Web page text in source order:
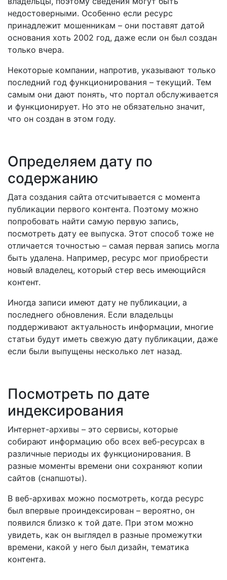
недостоверными. Особенно если ресурс
принадлежит мошенникам – они поставят датой
основания хоть 2002 год, даже если он был создан
только вчера.
Некоторые компании, напротив, указывают только
последний год функционирования – текущий. Тем
самым они дают понять, что портал обслуживается
и функционирует. Но это не обязательно значит,
что он создан в этом году.
Определяем дату по
содержанию
Дата создания сайта отсчитывается с момента
публикации первого контента. Поэтому можно
попробовать найти самую первую запись,
посмотреть дату ее выпуска. Этот способ тоже не
отличается точностью – самая первая запись могла
быть удалена. Например, ресурс мог приобрести
новый владелец, который стер весь имеющийся
контент.
Иногда записи имеют дату не публикации, а
последнего обновления. Если владельцы
поддерживают актуальность информации, многие
статьи будут иметь свежую дату публикации, даже
если были выпущены несколько лет назад.
Посмотреть по дате
индексирования
Интернет-архивы – это сервисы, которые
собирают информацию обо всех веб-ресурсах в
различные периоды их функционирования. В
разные моменты времени они сохраняют копии
сайтов (снапшоты).
В веб-архивах можно посмотреть, когда ресурс
был впервые проиндексирован – вероятно, он
появился близко к той дате. При этом можно
увидеть, как он выглядел в разные промежутки
времени, какой у него был дизайн, тематика
контента.